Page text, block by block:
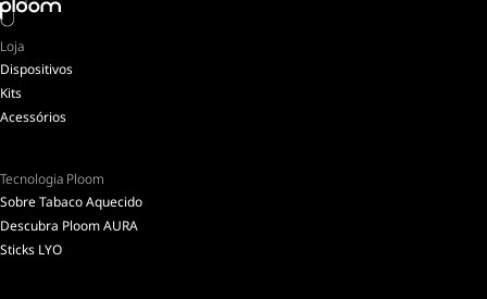
Loja
Dispositivos
Kits
Acessórios
Tecnologia Ploom
Sobre Tabaco Aquecido
Descubra Ploom AURA
Sticks LYO